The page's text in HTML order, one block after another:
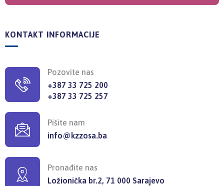
KONTAKT INFORMACIJE
Pozovite nas
+387 33 725 200
+387 33 725 257
Pišite nam
info@kzzosa.ba
Pronađite nas
Ložionička br.2, 71 000 Sarajevo